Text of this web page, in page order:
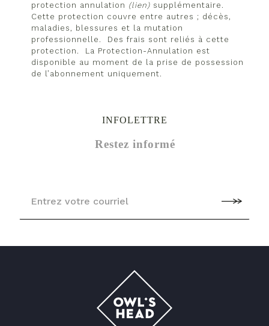
protection annulation (lien) supplémentaire.
Cette protection couvre entre autres ; décès,
maladies, blessures et la mutation
professionnelle. Des frais sont reliés à cette
protection. La Protection-Annulation est
disponible au moment de la prise de possession
de l’abonnement uniquement.
INFOLETTRE
Restez informé